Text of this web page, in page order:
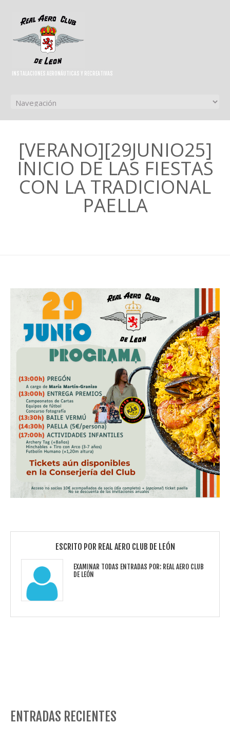
INSTALACIONES AERONÁUTICAS Y RECREATIVAS
[VERANO][29JUNIO25]
INICIO DE LAS FIESTAS
CON LA TRADICIONAL
PAELLA
ESCRITO POR REAL AERO CLUB DE LEÓN
EXAMINAR TODAS ENTRADAS POR: REAL AERO CLUB
DE LEÓN
ENTRADAS RECIENTES